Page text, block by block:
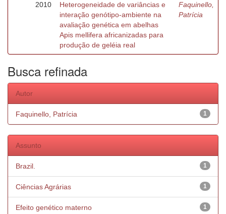
2010
Heterogeneidade de variâncias e
interação genótipo-ambiente na
avaliação genética em abelhas
Apis mellifera africanizadas para
produção de geléia real
Faquinello,
Patrícia
Busca refinada
Autor
1
Faquinello, Patrícia
Assunto
1
Brazil.
1
Ciências Agrárias
1
Efeito genético materno